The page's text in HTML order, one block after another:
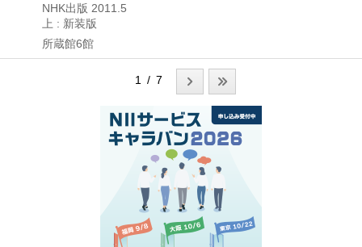
NHK出版 2011.5
上 : 新装版
所蔵館6館
1 / 7